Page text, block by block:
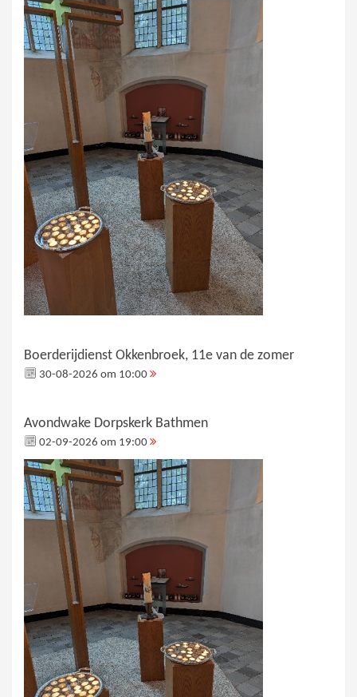
Boerderijdienst Okkenbroek, 11e van de zomer
30-08-2026 om 10:00
Avondwake Dorpskerk Bathmen
02-09-2026 om 19:00